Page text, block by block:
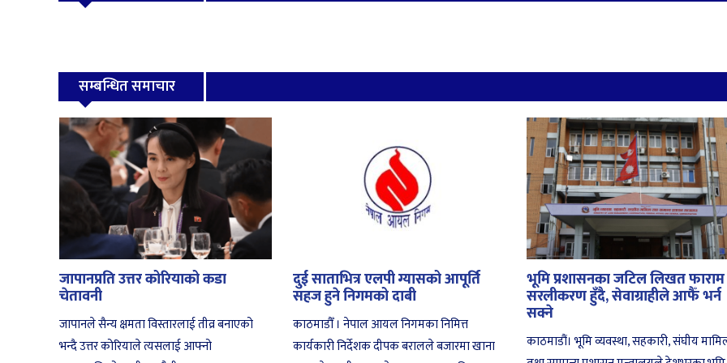
सम्बन्धित समाचार
जापानप्रति उत्तर कोरियाको कडा
चेतावनी
जापानले सैन्य क्षमता विस्तारलाई तीव्र बनाएको
भन्दै उत्तर कोरियाले त्यसलाई आफ्नो
दुई साताभित्र एलपी ग्यासको आपूर्ति
सहज हुने निगमको दाबी
काठमाडौँ । नेपाल आयल निगमका निमित्त
कार्यकारी निर्देशक दीपक बरालले बजारमा खाना
भूमि प्रशासनका जटिल लिखत फाराम
सरलीकरण हुँदै, सेवाग्राहीले आफैँ भर्न
सक्ने
काठमाडौं। भूमि व्यवस्था, सहकारी, संघीय